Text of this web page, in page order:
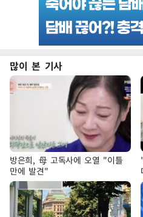
많이 본 기사
방은희, 母 고독사에 오열 "이틀
만에 발견"